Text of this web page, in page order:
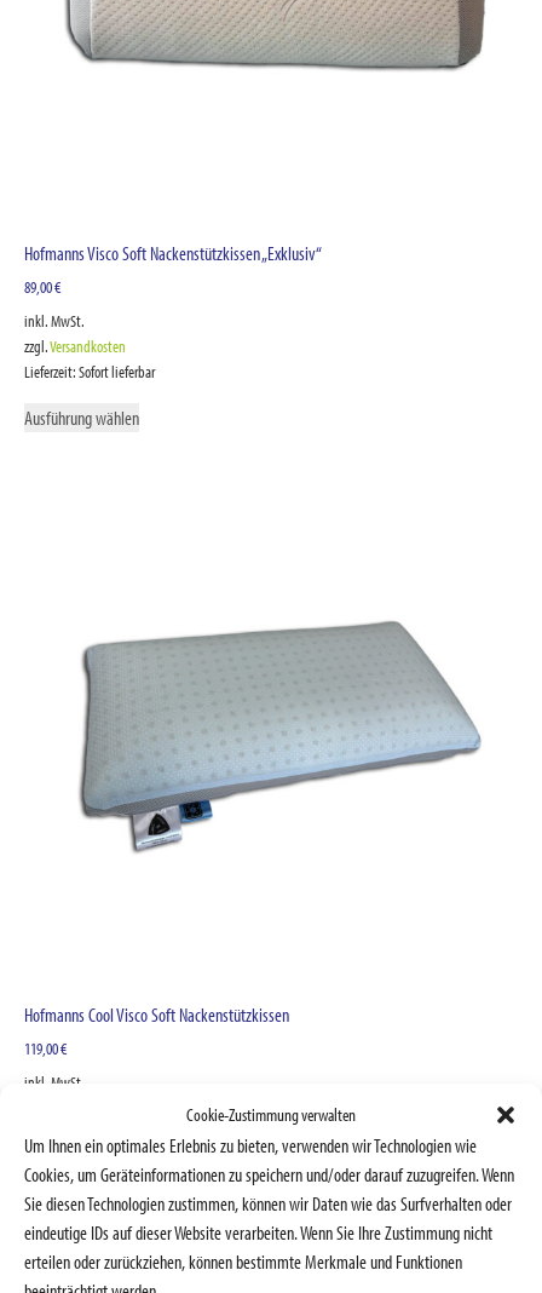
Cookie-Zustimmung verwalten
Um Ihnen ein optimales Erlebnis zu bieten, verwenden wir Technologien wie
Cookies, um Geräteinformationen zu speichern und/oder darauf zuzugreifen. Wenn
Sie diesen Technologien zustimmen, können wir Daten wie das Surfverhalten oder
eindeutige IDs auf dieser Website verarbeiten. Wenn Sie Ihre Zustimmung nicht
erteilen oder zurückziehen, können bestimmte Merkmale und Funktionen
Produkt-Kategorien
Hofmanns Visco Soft Nackenstützkissen „Exklusiv“
89,00€
inkl. MwSt.
zzgl.Versandkosten
Lieferzeit:Sofort lieferbar
Ausführung wählen
Hofmanns Cool Visco Soft Nackenstützkissen
119,00€
inkl. MwSt.
Ausführung wählen